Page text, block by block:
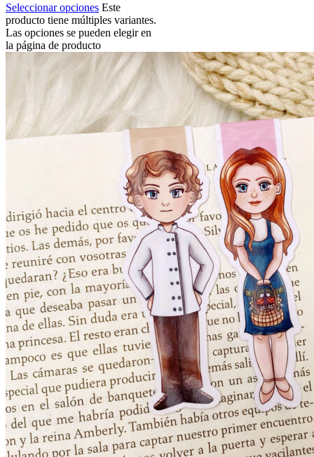
Seleccionar opciones Este
producto tiene múltiples variantes.
Las opciones se pueden elegir en
la página de producto